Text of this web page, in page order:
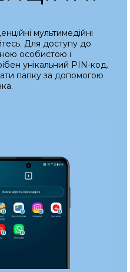
мультимедійні
Для доступу до
особистою і
унікальний PIN-код.
папку за допомогою